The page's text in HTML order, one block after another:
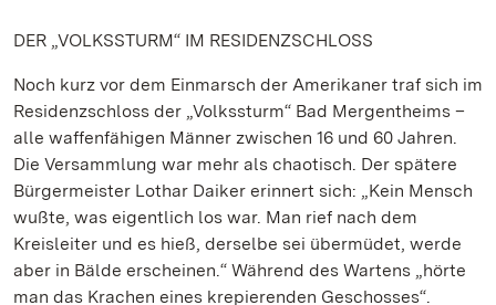
DER „VOLKSSTURM“ IM RESIDENZSCHLOSS
Noch kurz vor dem Einmarsch der Amerikaner traf sich im
Residenzschloss der „Volkssturm“ Bad Mergentheims –
alle waffenfähigen Männer zwischen 16 und 60 Jahren.
Die Versammlung war mehr als chaotisch. Der spätere
Bürgermeister Lothar Daiker erinnert sich: „Kein Mensch
wußte, was eigentlich los war. Man rief nach dem
Kreisleiter und es hieß, derselbe sei übermüdet, werde
aber in Bälde erscheinen.“ Während des Wartens „hörte
man das Krachen eines krepierenden Geschosses“.